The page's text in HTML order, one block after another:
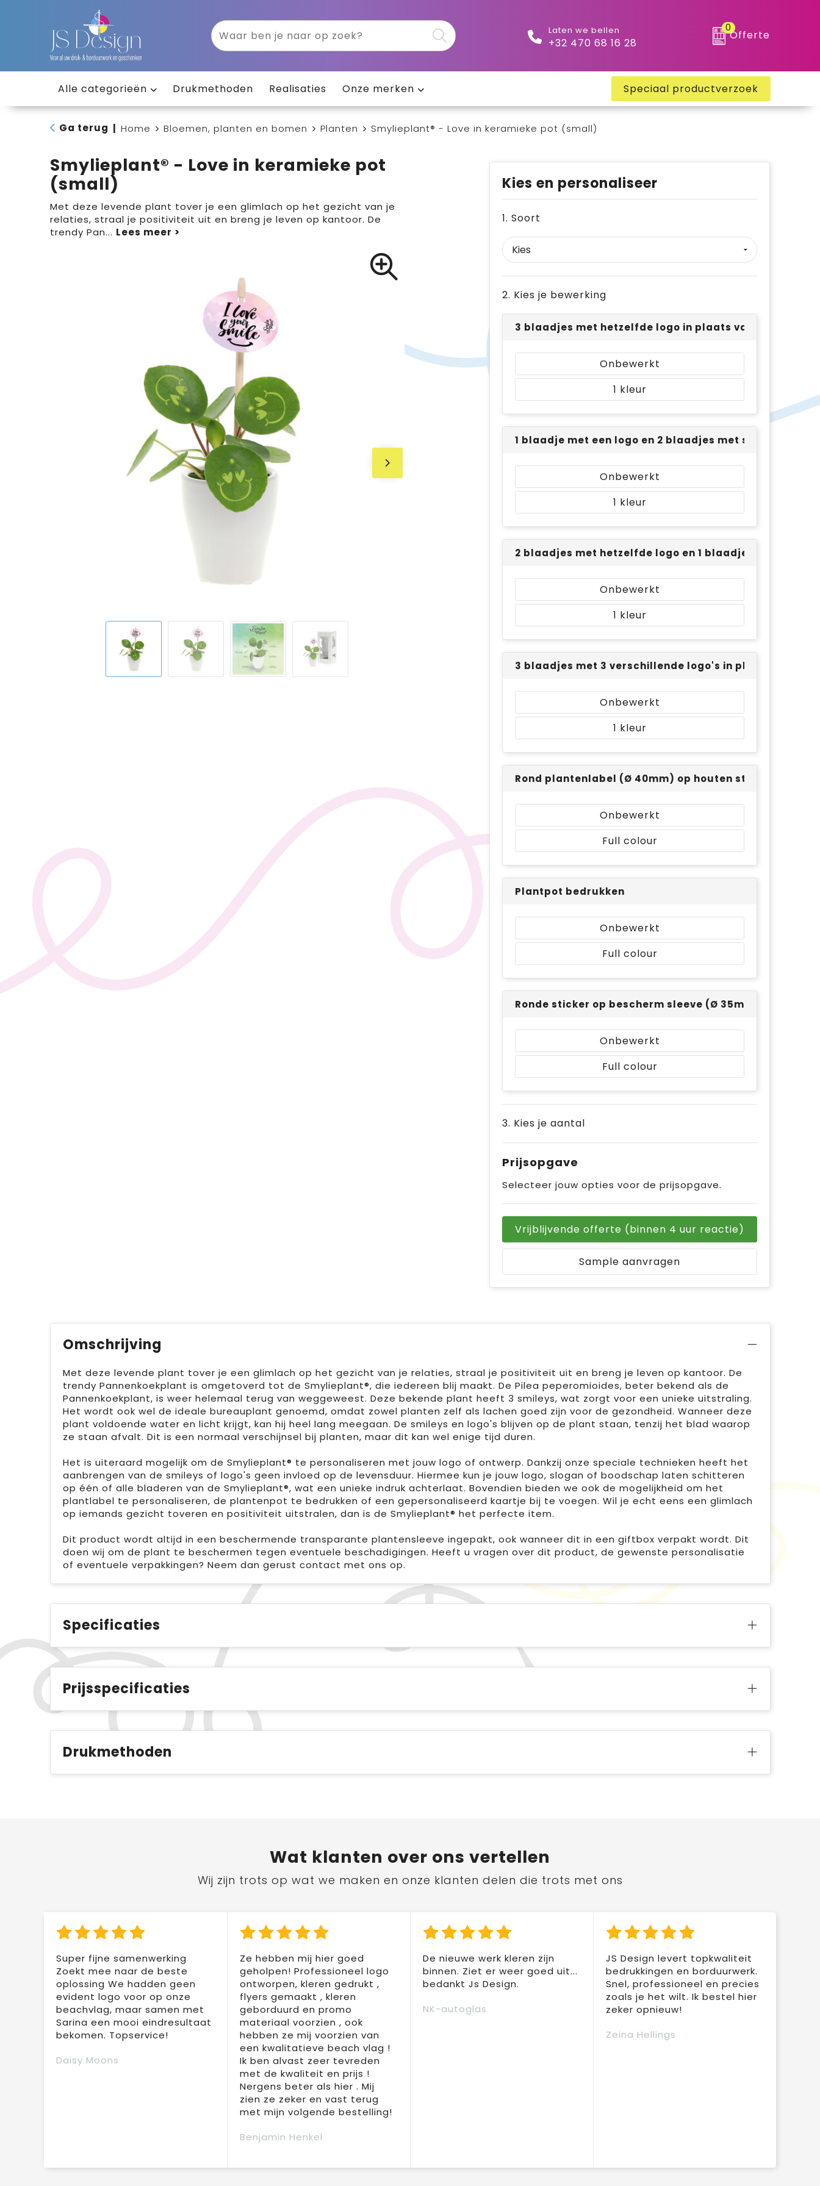
Laten we bellen
+32 470 68 16 28
0
Offerte
Alle categorieën Drukmethoden Realisaties Onze merken Speciaal productverzoek
Ga terug Home Bloemen, planten en bomen Planten Smylieplant® - Love in keramieke pot (small)
Smylieplant® - Love in keramieke pot
(small)
Met deze levende plant tover je een glimlach op het gezicht van je
relaties, straal je positiviteit uit en breng je leven op kantoor. De
trendy Pan...
Kies en personaliseer
1. Soort
2. Kies je bewerking
3 blaadjes met hetzelfde logo in plaats van 3 smileys
Onbewerkt
1
1 blaadje met een logo en 2 blaadjes met smileys (± 30
Onbewerkt
1
2 blaadjes met hetzelfde logo en 1 blaadje met een
Onbewerkt
1
3 blaadjes met 3 verschillende logo's in plaats van 3
Onbewerkt
1
Rond plantenlabel (Ø 40mm) op houten stokje - full
Onbewerkt
Full colour
Plantpot bedrukken
Onbewerkt
Full colour
Ronde sticker op bescherm sleeve (Ø 35mm) - full
Onbewerkt
Full colour
3. Kies je aantal
Prijsopgave
Selecteer jouw opties voor de prijsopgave.
Vrijblijvende offerte (binnen 4 uur reactie)
Sample aanvragen
Omschrijving
Met deze levende plant tover je een glimlach op het gezicht van je relaties, straal je positiviteit uit en breng je leven op kantoor. De
trendy Pannenkoekplant is omgetoverd tot de Smylieplant®, die iedereen blij maakt. De Pilea peperomioides, beter bekend als de
Pannenkoekplant, is weer helemaal terug van weggeweest. Deze bekende plant heeft 3 smileys, wat zorgt voor een unieke uitstraling.
Het wordt ook wel de ideale bureauplant genoemd, omdat zowel planten zelf als lachen goed zijn voor de gezondheid. Wanneer deze
plant voldoende water en licht krijgt, kan hij heel lang meegaan. De smileys en logo's blijven op de plant staan, tenzij het blad waarop
ze staan afvalt. Dit is een normaal verschijnsel bij planten, maar dit kan wel enige tijd duren.
Het is uiteraard mogelijk om de Smylieplant® te personaliseren met jouw logo of ontwerp. Dankzij onze speciale technieken heeft het
aanbrengen van de smileys of logo's geen invloed op de levensduur. Hiermee kun je jouw logo, slogan of boodschap laten schitteren
op één of alle bladeren van de Smylieplant®, wat een unieke indruk achterlaat. Bovendien bieden we ook de mogelijkheid om het
plantlabel te personaliseren, de plantenpot te bedrukken of een gepersonaliseerd kaartje bij te voegen. Wil je echt eens een glimlach
op iemands gezicht toveren en positiviteit uitstralen, dan is de Smylieplant® het perfecte item.
Dit product wordt altijd in een beschermende transparante plantensleeve ingepakt, ook wanneer dit in een giftbox verpakt wordt. Dit
doen wij om de plant te beschermen tegen eventuele beschadigingen. Heeft u vragen over dit product, de gewenste personalisatie
of eventuele verpakkingen? Neem dan gerust contact met ons op.
Specificaties
Prijsspecificaties
Drukmethoden
Wat klanten over ons vertellen
Wij zijn trots op wat we maken en onze klanten delen die trots met ons
Super fijne samenwerking
Zoekt mee naar de beste
oplossing We hadden geen
evident logo voor op onze
beachvlag, maar samen met
Sarina een mooi eindresultaat
bekomen. Topservice!
Daisy Moons
Ze hebben mij hier goed
geholpen! Professioneel logo
ontworpen, kleren gedrukt ,
flyers gemaakt , kleren
geborduurd en promo
materiaal voorzien , ook
hebben ze mij voorzien van
een kwalitatieve beach vlag !
Ik ben alvast zeer tevreden
met de kwaliteit en prijs !
Nergens beter als hier . Mij
zien ze zeker en vast terug
met mijn volgende bestelling!
Benjamin Henkel
De nieuwe werk kleren zijn
binnen. Ziet er weer goed uit...
bedankt Js Design.
NK-autoglas
JS Design levert topkwaliteit
bedrukkingen en borduurwerk.
Snel, professioneel en precies
zoals je het wilt. Ik bestel hier
zeker opnieuw!
Zeina Hellings